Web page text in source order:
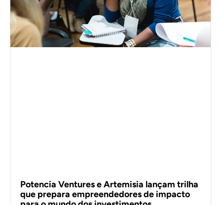
Potencia Ventures e Artemisia lançam trilha
que prepara empreendedores de impacto